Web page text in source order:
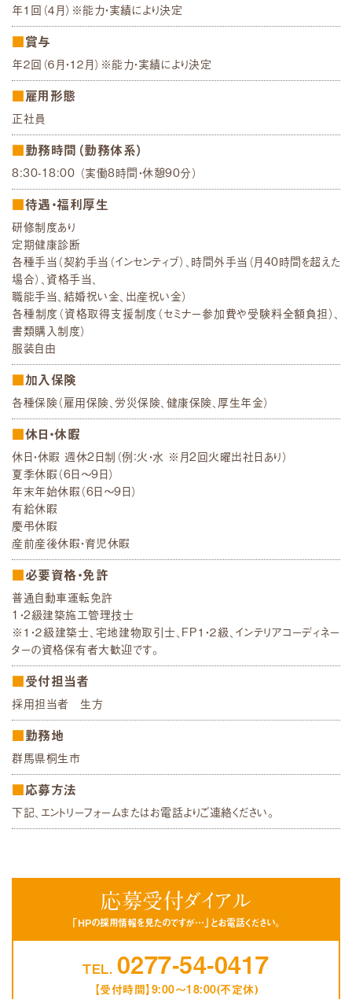
年１回（４月）※能力・実績により決定
賞与
年２回（６月・１２月）※能力・実績により決定
雇用形態
正社員
勤務時間（勤務体系）
8:30-18:00 （実働8時間・休憩90分）
待遇・福利厚生
研修制度あり
定期健康診断
各種手当（契約手当（インセンティブ）、時間外手当（月40時間を超えた
場合）、資格手当、
職能手当、結婚祝い金、出産祝い金）
各種制度（資格取得支援制度（セミナー参加費や受験料全額負担）、
書類購入制度）
服装自由
加入保険
各種保険（雇用保険、労災保険、健康保険、厚生年金）
休日・休暇
休日・休暇 週休2日制（例：火・水 ※月2回火曜出社日あり）
夏季休暇（6日～9日）
年末年始休暇（6日～9日）
有給休暇
慶弔休暇
産前産後休暇・育児休暇
必要資格・免許
普通自動車運転免許
1・2級建築施工管理技士
※１・２級建築士、宅地建物取引士、FP１・２級、インテリアコーディネー
ターの資格保有者大歓迎です。
受付担当者
採用担当者 生方
勤務地
群馬県桐生市
応募方法
下記、エントリーフォームまたはお電話よりご連絡ください。
応募受付ダイアル
「HPの採用情報を見たのですが…」とお電話ください。
TEL. 0277-54-0417
【受付時間】9:00～18:00(不定休)